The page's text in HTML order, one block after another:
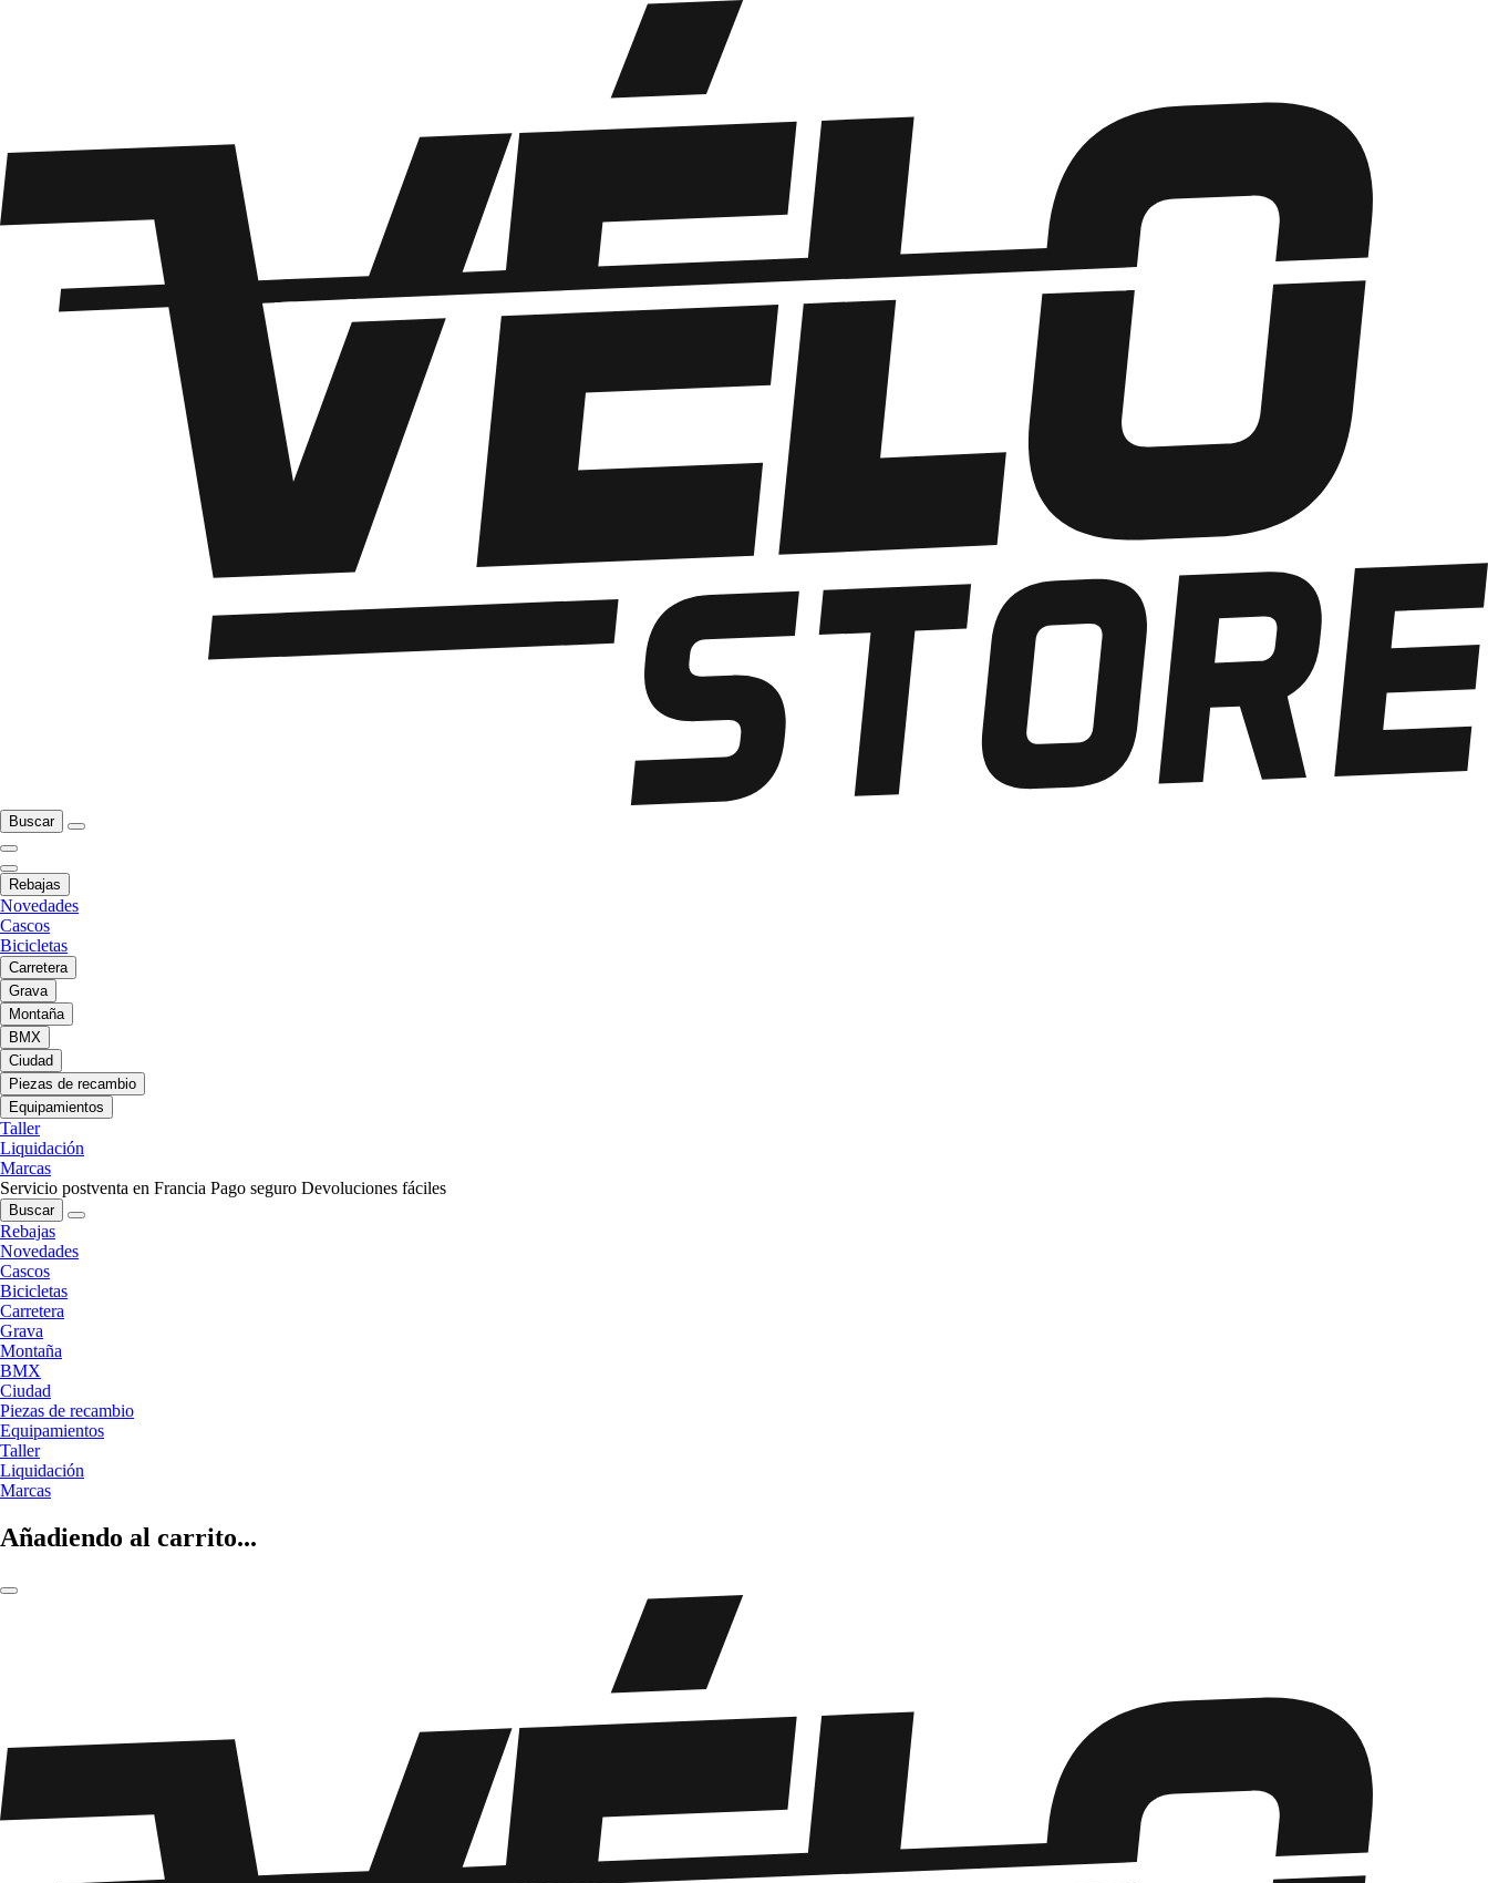
Buscar
Rebajas
Novedades
Cascos
Bicicletas
Carretera
Grava
Montaña
BMX
Ciudad
Piezas de recambio
Equipamientos
Taller
Liquidación
Marcas
Servicio postventa en Francia Pago seguro Devoluciones fáciles
Buscar
Rebajas
Novedades
Cascos
Bicicletas
Carretera
Grava
Montaña
BMX
Ciudad
Piezas de recambio
Equipamientos
Taller
Liquidación
Marcas
Añadiendo al carrito...